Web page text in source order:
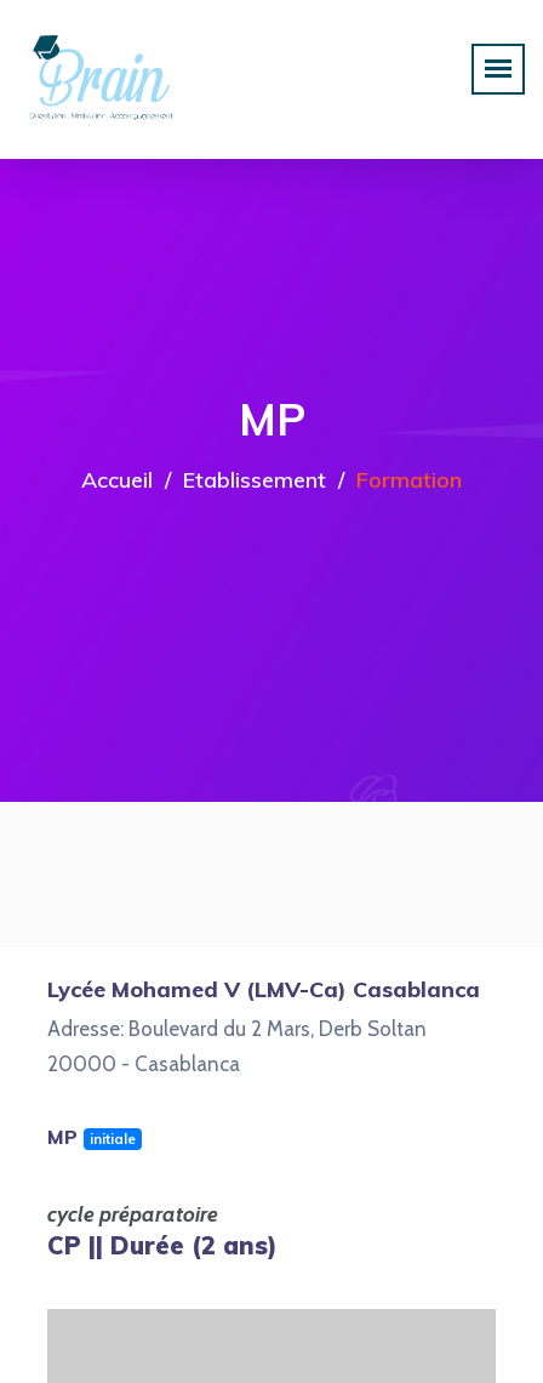
MP
Accueil Etablissement Formation
Lycée Mohamed V (LMV-Ca) Casablanca
Adresse: Boulevard du 2 Mars, Derb Soltan
20000 - Casablanca
MP initiale
cycle préparatoire
CP || Durée (2 ans)